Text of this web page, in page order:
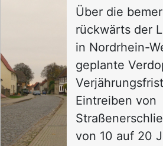
Über die
rückwärts der
in Nordrhein-
geplante
Eintreiben von
von 10 auf 20